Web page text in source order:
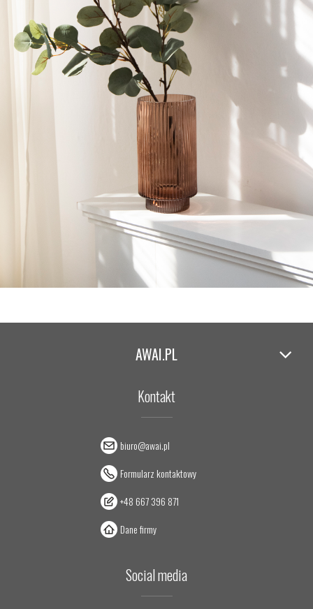
Kontakt
biuro@awai.pl
Formularz kontaktowy
+48 667 396 871
Dane firmy
AWAI.PL
Social media